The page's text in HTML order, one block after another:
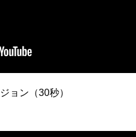
ョン（30秒）